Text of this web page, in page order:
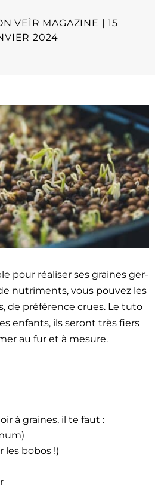
VEÌR MAGAZINE |15
2024
pour réalis­er ses graines ger­
nutri­ments, vous pou­vez les
de préférence crues. Le tuto
enfants, ils seront très fiers
au fur et à mesure.
à graines, il te faut :
les bobos !)